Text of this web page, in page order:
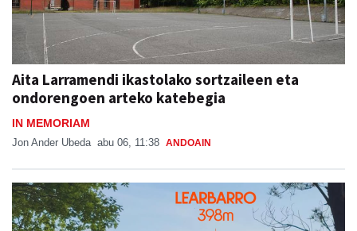
Aita Larramendi ikastolako sortzaileen eta
ondorengoen arteko katebegia
IN MEMORIAM
Jon Ander Ubeda abu 06, 11:38 ANDOAIN